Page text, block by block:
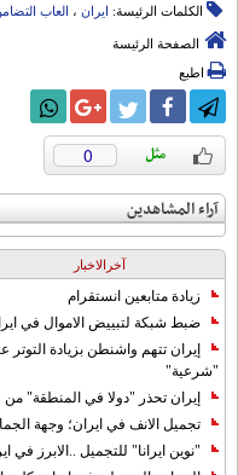
الكلمات الرئيسة: ایران ، العاب
الصفحة الرئيسة
اطبع
0
آراء المشاهدين
آخرالاخبار
زيادة متابعين انستقرام
ضبط شبكة لتبييض الاموال في
إيران تتهم واشنطن بزيادة
"شرعية"
إيران تحذر "دولا في المنطقة"
تجميل الانف في ايران؛ وجهة
"نوين ايرانا" للتجميل ..الابرز